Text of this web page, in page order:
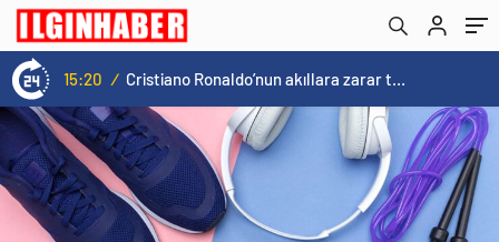
14:57 / Galatasaray’a kötü haber! Monaco’dan flaş Onyekuru kararı.
duyurdu!